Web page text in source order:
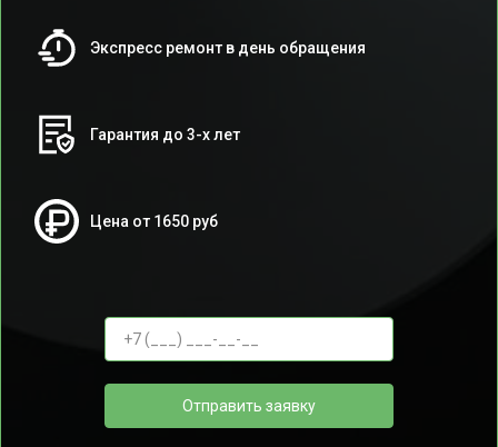
Экспресс ремонт в день обращения
Гарантия до 3-х лет
Цена от 1650 руб
Отправить заявку